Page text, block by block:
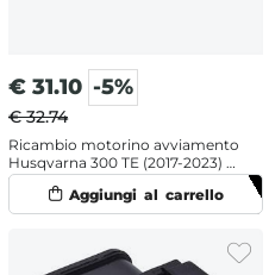
€ 31.10 -5%
€ 32.74
Ricambio motorino avviamento
Husqvarna 300 TE (2017-2023) -
Kit revisione